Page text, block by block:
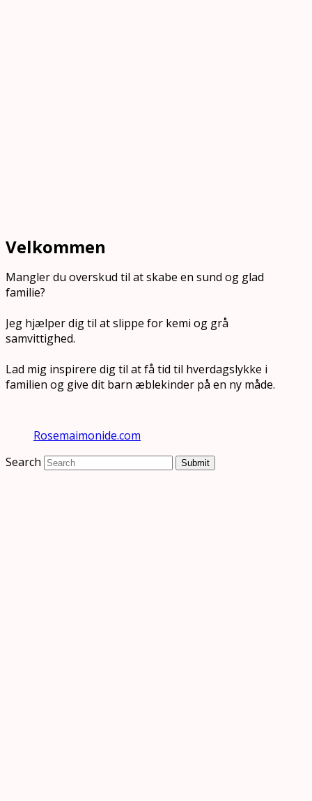
Velkommen
Mangler du overskud til at skabe en sund og glad
familie?
Jeg hjælper dig til at slippe for kemi og grå
samvittighed.
Lad mig inspirere dig til at få tid til hverdagslykke i
familien og give dit barn æblekinder på en ny måde.
Rosemaimonide.com
Search
Submit